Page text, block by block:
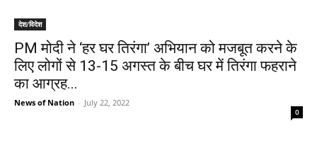
देश/विदेश
PM मोदी ने ‘हर घर तिरंगा’ अभियान को मजबूत करने के
लिए लोगों से 13-15 अगस्त के बीच घर में तिरंगा फहराने
का आग्रह...
News of Nation - July 22, 2022
0